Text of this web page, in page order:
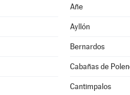
Añe
Ayllón
Bernardos
Cabañas de
Cantimpalos